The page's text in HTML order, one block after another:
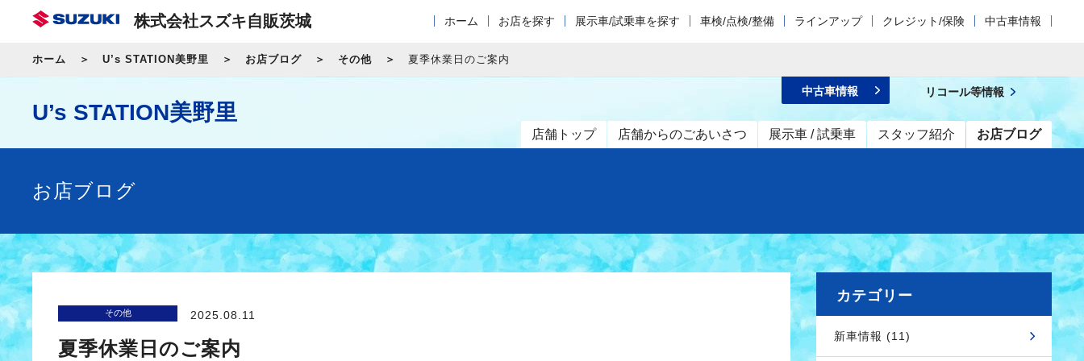
株式会社スズキ自販茨城 ホーム お店を探す 展示車/試乗車を探す 車検/点検/整備 ラインアップ クレジット/保険 中古車情報
ホーム U’s STATION美野里 お店ブログ その他 夏季休業日のご案内
U’s STATION美野里
店舗トップ 店舗からのごあいさつ 展示車 / 試乗車 スタッフ紹介 お店ブログ
中古車情報 リコール等情報
お店ブログ
その他 2025.08.11
夏季休業日のご案内
カテゴリー
新車情報 (11)